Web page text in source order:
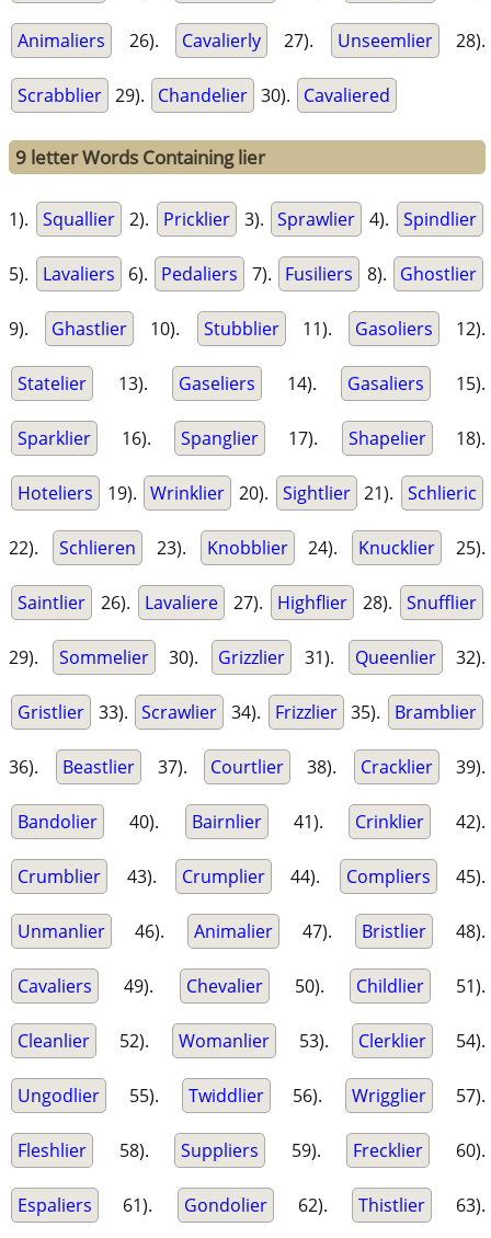
Animaliers 26). Cavalierly 27). Unseemlier 28).
Scrabblier 29). Chandelier 30). Cavaliered
9 letter Words Containing lier
1). Squallier 2). Pricklier 3). Sprawlier 4). Spindlier
5). Lavaliers 6). Pedaliers 7). Fusiliers 8). Ghostlier
9). Ghastlier 10). Stubblier 11). Gasoliers 12).
Statelier 13). Gaseliers 14). Gasaliers 15).
Sparklier 16). Spanglier 17). Shapelier 18).
Hoteliers 19). Wrinklier 20). Sightlier 21). Schlieric
22). Schlieren 23). Knobblier 24). Knucklier 25).
Saintlier 26). Lavaliere 27). Highflier 28). Snufflier
29). Sommelier 30). Grizzlier 31). Queenlier 32).
Gristlier 33). Scrawlier 34). Frizzlier 35). Bramblier
36). Beastlier 37). Courtlier 38). Cracklier 39).
Bandolier 40). Bairnlier 41). Crinklier 42).
Crumblier 43). Crumplier 44). Compliers 45).
Unmanlier 46). Animalier 47). Bristlier 48).
Cavaliers 49). Chevalier 50). Childlier 51).
Cleanlier 52). Womanlier 53). Clerklier 54).
Ungodlier 55). Twiddlier 56). Wrigglier 57).
Fleshlier 58). Suppliers 59). Frecklier 60).
Espaliers 61). Gondolier 62). Thistlier 63).